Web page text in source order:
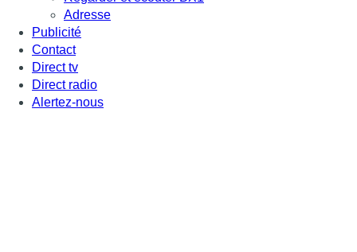
Adresse
Publicité
Contact
Direct tv
Direct radio
Alertez-nous